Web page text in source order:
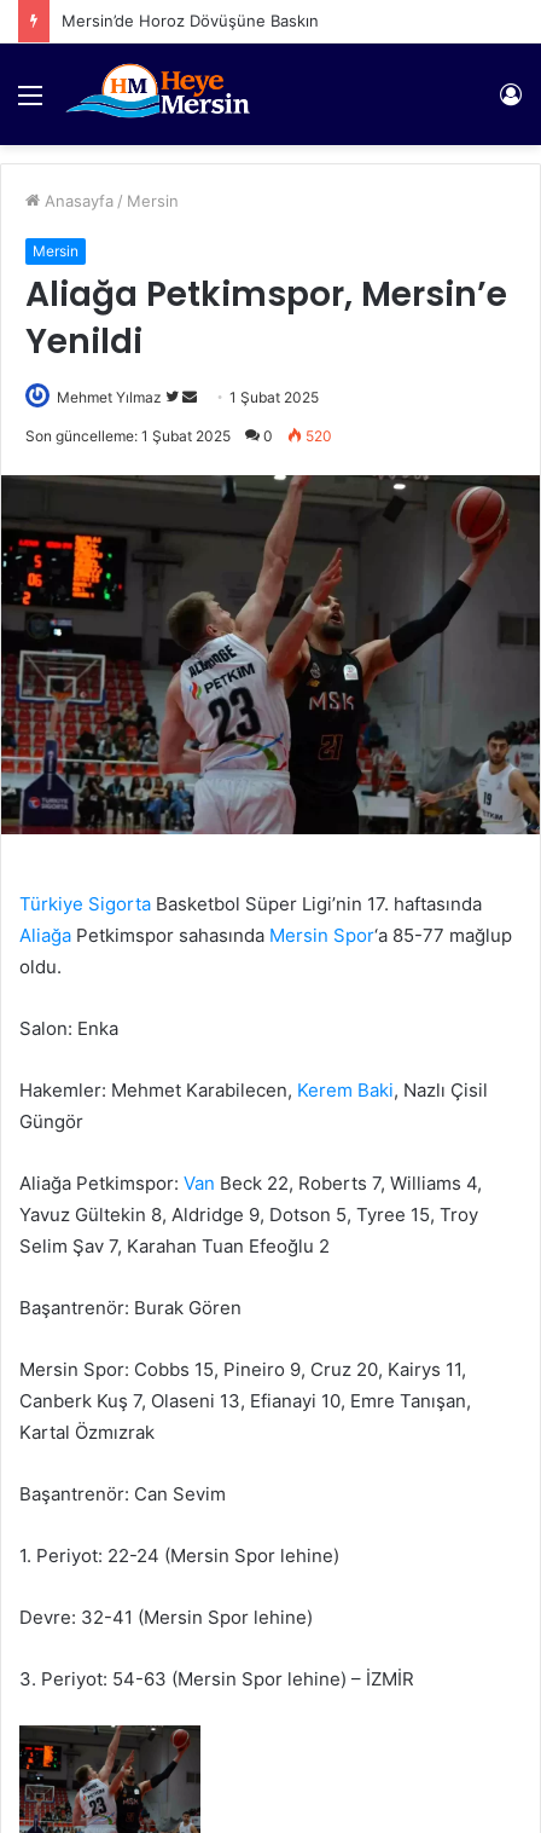
Mersin’de Horoz Dövüşüne Baskın
Menü
Anasayfa / Mersin
Mersin
Aliağa Petkimspor, Mersin’e
Yenildi
Mehmet Yılmaz
Twitter'da
Bir
göndermek
1 Şubat 2025
Son güncelleme: 1 Şubat 2025 0 520
Türkiye Sigorta Basketbol Süper Ligi’nin 17. haftasında
Aliağa Petkimspor sahasında Mersin Spor‘a 85-77 mağlup
oldu.
Salon: Enka
Hakemler: Mehmet Karabilecen, Kerem Baki, Nazlı Çisil
Güngör
Aliağa Petkimspor: Van Beck 22, Roberts 7, Williams 4,
Yavuz Gültekin 8, Aldridge 9, Dotson 5, Tyree 15, Troy
Selim Şav 7, Karahan Tuan Efeoğlu 2
Başantrenör: Burak Gören
Mersin Spor: Cobbs 15, Pineiro 9, Cruz 20, Kairys 11,
Canberk Kuş 7, Olaseni 13, Efianayi 10, Emre Tanışan,
Kartal Özmızrak
Başantrenör: Can Sevim
1. Periyot: 22-24 (Mersin Spor lehine)
Devre: 32-41 (Mersin Spor lehine)
3. Periyot: 54-63 (Mersin Spor lehine) – İZMİR